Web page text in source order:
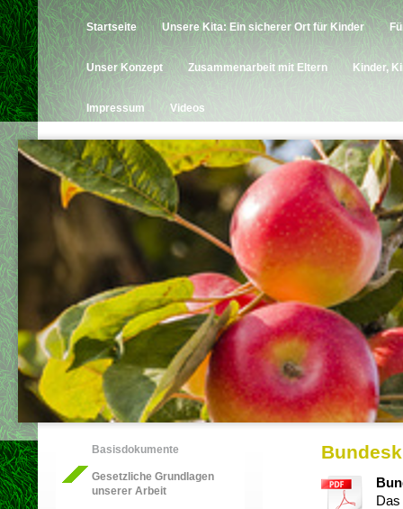
Startseite Unsere Kita: Ein sicherer Ort für Kinder
Unser Konzept Zusammenarbeit mit Eltern Kinder,
Impressum Videos
Basisdokumente
Gesetzliche Grundlagen
unserer Arbeit